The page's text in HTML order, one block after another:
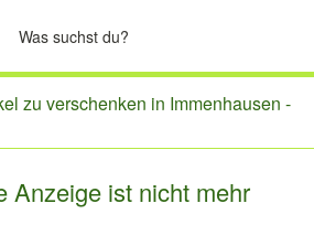
zu verschenken in Immenhausen -
Anzeige ist nicht mehr